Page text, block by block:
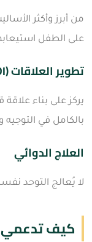
من أبرز وأكثر
على الطفل
تطوير العلاقات (RDI)
يركز على بناء
بالكامل في التوجيه
العلاج الدوائي
لا يُعالج التوحد
كيف تدعمي